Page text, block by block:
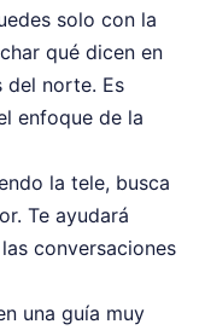
solo con la
qué dicen en
del norte. Es
enfoque de la
la tele, busca
Te ayudará
conversaciones
una guía muy